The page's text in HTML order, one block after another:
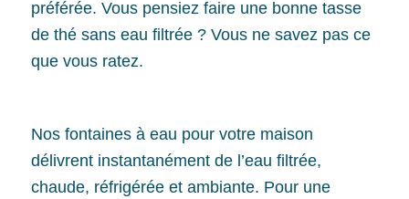
préférée. Vous pensiez faire une bonne tasse
de thé sans eau filtrée ? Vous ne savez pas ce
que vous ratez.
Nos fontaines à eau pour votre maison
délivrent instantanément de l’eau filtrée,
chaude, réfrigérée et ambiante. Pour une